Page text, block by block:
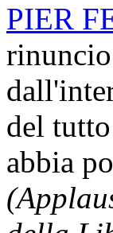
PIER
del
abbia